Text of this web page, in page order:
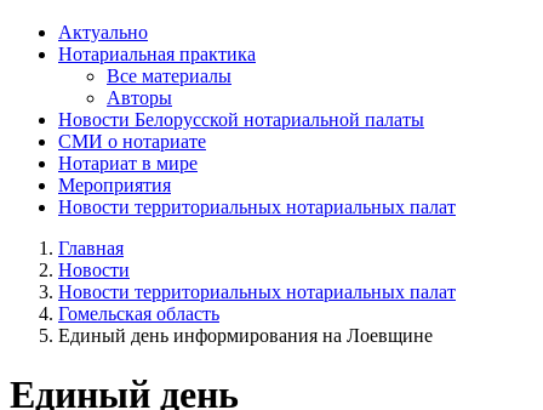
Актуально
Нотариальная практика
Все материалы
Авторы
Новости Белорусской нотариальной палаты
СМИ о нотариате
Нотариат в мире
Мероприятия
Новости территориальных нотариальных палат
Главная
Новости
Новости территориальных нотариальных палат
Гомельская область
Единый день информирования на Лоевщине
Единый день